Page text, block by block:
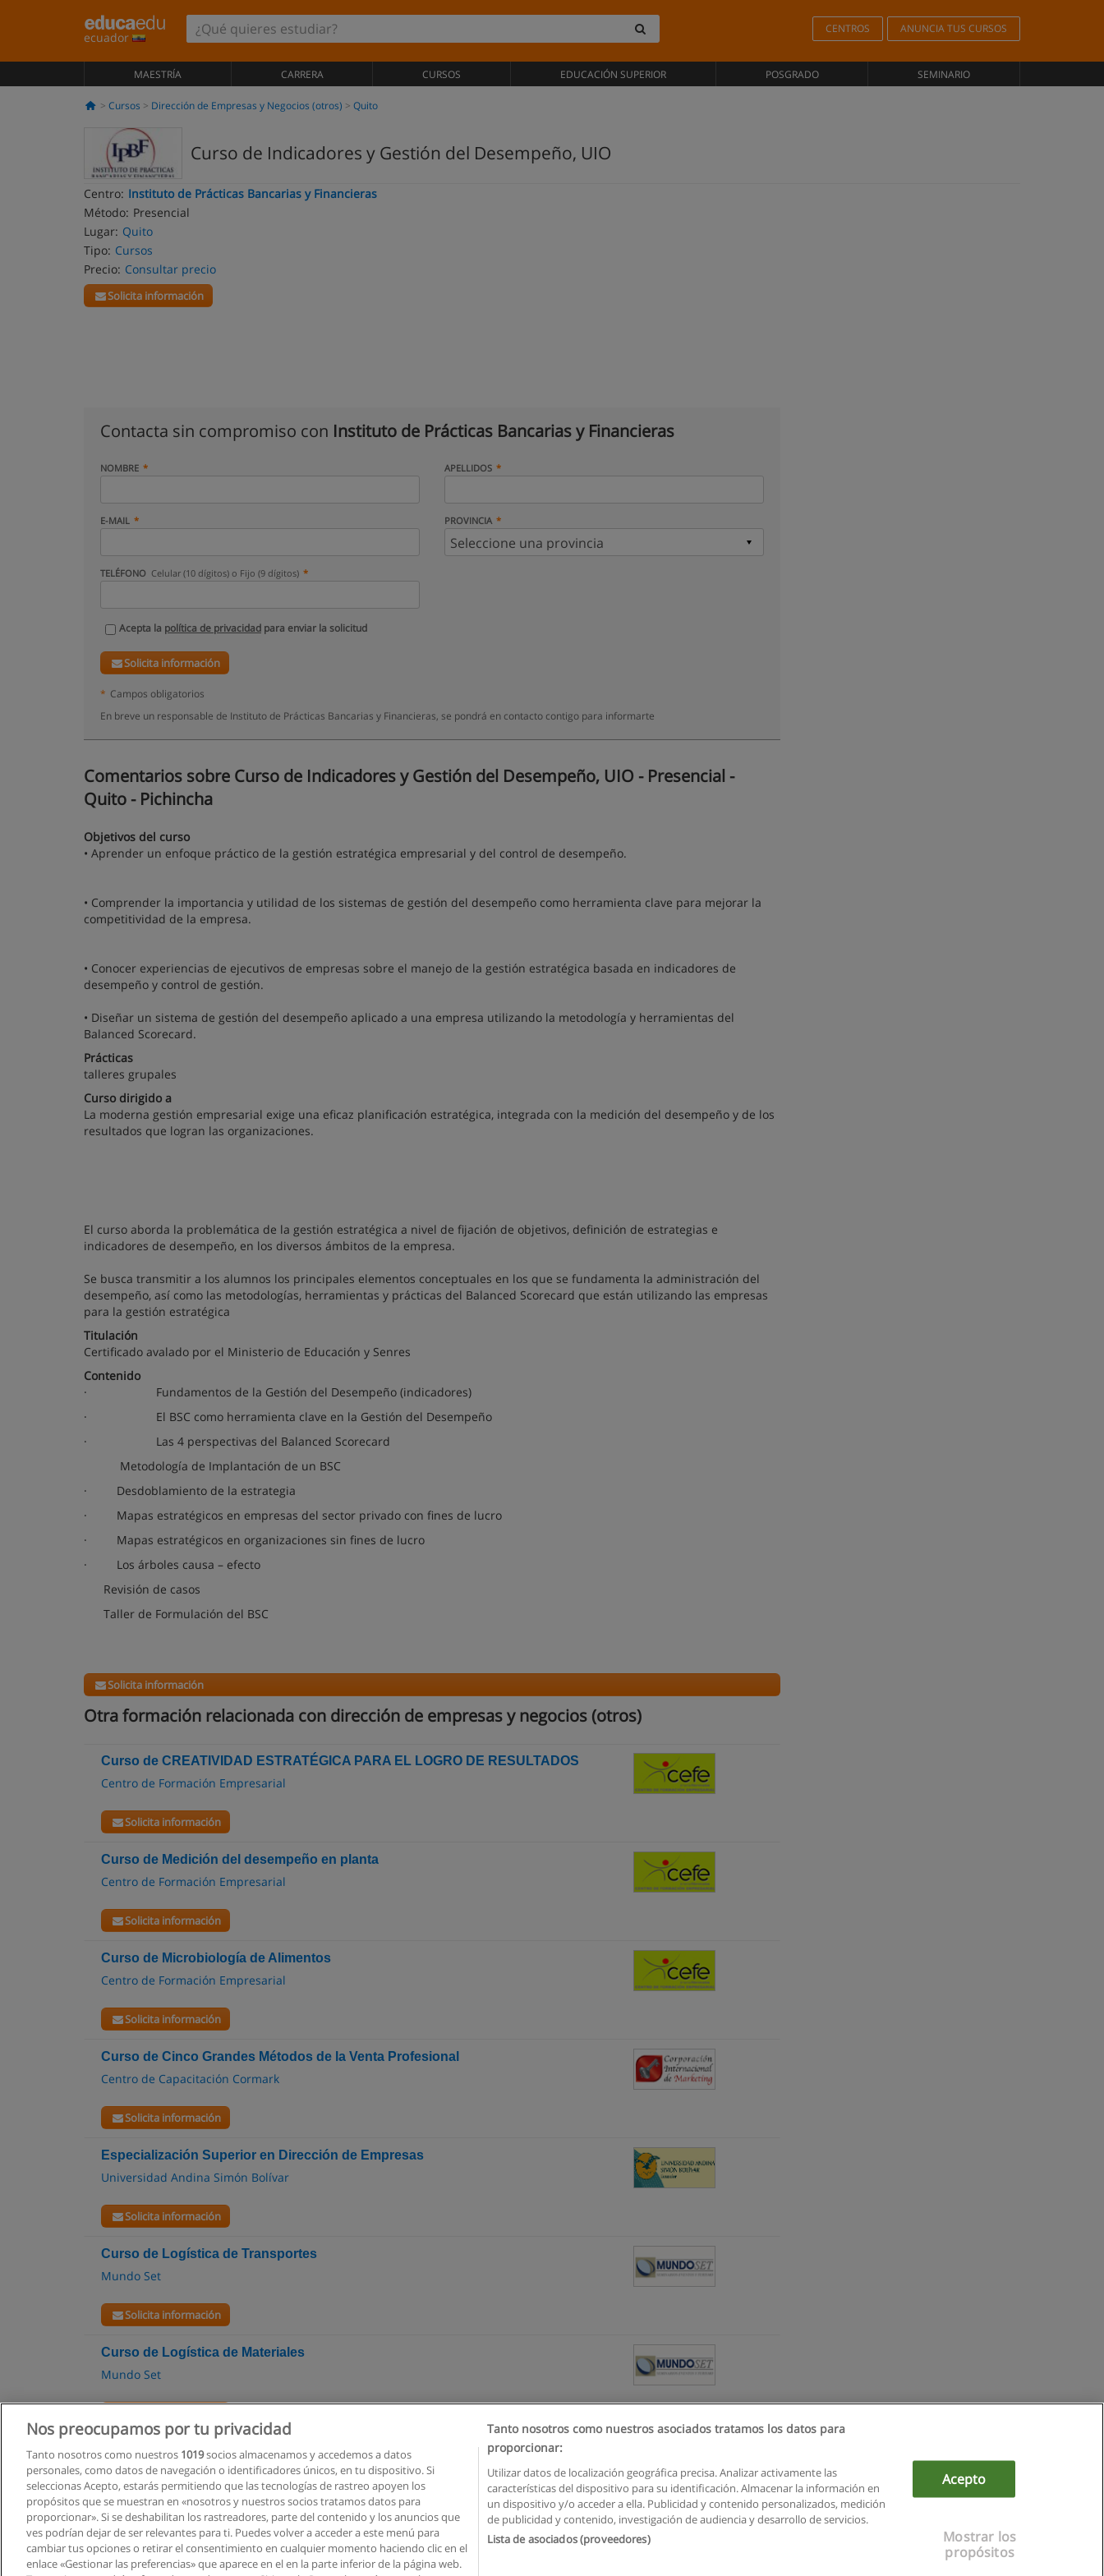
ecuador
CENTROS ANUNCIA TUS CURSOS
MAESTRÍA CARRERA CURSOS EDUCACIÓN SUPERIOR POSGRADO SEMINARIO
Cursos Dirección de Empresas y Negocios (otros) Quito
Curso de Indicadores y Gestión del Desempeño, UIO
Centro: Instituto de Prácticas Bancarias y Financieras
Método: Presencial
Lugar: Quito
Tipo: Cursos
Precio: Consultar precio
Solicita información
Contacta sin compromiso con Instituto de Prácticas Bancarias y Financieras
NOMBRE APELLIDOS
E-MAIL PROVINCIA
TELÉFONO Celular (10 dígitos) o Fijo (9 dígitos)
Acepta la política de privacidad para enviar la solicitud
Solicita información
* Campos obligatorios
En breve un responsable de Instituto de Prácticas Bancarias y Financieras, se pondrá en contacto contigo para informarte
Comentarios sobre Curso de Indicadores y Gestión del Desempeño, UIO - Presencial -
Quito - Pichincha
Objetivos del curso
• Aprender un enfoque práctico de la gestión estratégica empresarial y del control de desempeño.
• Comprender la importancia y utilidad de los sistemas de gestión del desempeño como herramienta clave para mejorar la
competitividad de la empresa.
• Conocer experiencias de ejecutivos de empresas sobre el manejo de la gestión estratégica basada en indicadores de
desempeño y control de gestión.
• Diseñar un sistema de gestión del desempeño aplicado a una empresa utilizando la metodología y herramientas del
Balanced Scorecard.
Prácticas
talleres grupales
Curso dirigido a
La moderna gestión empresarial exige una eficaz planificación estratégica, integrada con la medición del desempeño y de los
resultados que logran las organizaciones.
El curso aborda la problemática de la gestión estratégica a nivel de fijación de objetivos, definición de estrategias e
indicadores de desempeño, en los diversos ámbitos de la empresa.
Se busca transmitir a los alumnos los principales elementos conceptuales en los que se fundamenta la administración del
desempeño, así como las metodologías, herramientas y prácticas del Balanced Scorecard que están utilizando las empresas
para la gestión estratégica
Titulación
Certificado avalado por el Ministerio de Educación y Senres
Contenido
· Fundamentos de la Gestión del Desempeño (indicadores)
· El BSC como herramienta clave en la Gestión del Desempeño
· Las 4 perspectivas del Balanced Scorecard
Metodología de Implantación de un BSC
· Desdoblamiento de la estrategia
· Mapas estratégicos en empresas del sector privado con fines de lucro
· Mapas estratégicos en organizaciones sin fines de lucro
· Los árboles causa – efecto
Revisión de casos
Taller de Formulación del BSC
Solicita información
Otra formación relacionada con dirección de empresas y negocios (otros)
Curso de CREATIVIDAD ESTRATÉGICA PARA EL LOGRO DE RESULTADOS
Centro de Formación Empresarial
Solicita información
Curso de Medición del desempeño en planta
Centro de Formación Empresarial
Solicita información
Curso de Microbiología de Alimentos
Centro de Formación Empresarial
Solicita información
Curso de Cinco Grandes Métodos de la Venta Profesional
Centro de Capacitación Cormark
Solicita información
Especialización Superior en Dirección de Empresas
Universidad Andina Simón Bolívar
Solicita información
Curso de Logística de Transportes
Mundo Set
Solicita información
Curso de Logística de Materiales
Mundo Set
Reglas de uso Privacidad de datos Contactar con Educaedu
Copyright © Educaedu Business S.L. - CIF : B-95610580: - www.educaedu.com.ec
Nos preocupamos por tu privacidad
Tanto nosotros como nuestros 1019socios almacenamos y accedemos a datos
personales, como datos de navegación o identificadores únicos, en tu dispositivo. Si
seleccionas Acepto, estarás permitiendo que las tecnologías de rastreo apoyen los
propósitos que se muestran en «nosotros y nuestros socios tratamos datos para
proporcionar». Si se deshabilitan los rastreadores, parte del contenido y los anuncios que
ves podrían dejar de ser relevantes para ti. Puedes volver a acceder a este menú para
cambiar tus opciones o retirar el consentimiento en cualquier momento haciendo clic en el
enlace «Gestionar las preferencias» que aparece en el en la parte inferior de la página web.
Tanto nosotros como nuestros asociados tratamos los datos para
proporcionar:
Utilizar datos de localización geográfica precisa. Analizar activamente las
características del dispositivo para su identificación. Almacenar la información en
un dispositivo y/o acceder a ella. Publicidad y contenido personalizados, medición
de publicidad y contenido, investigación de audiencia y desarrollo de servicios.
Lista de asociados (proveedores)
Acepto
Mostrar los
propósitos